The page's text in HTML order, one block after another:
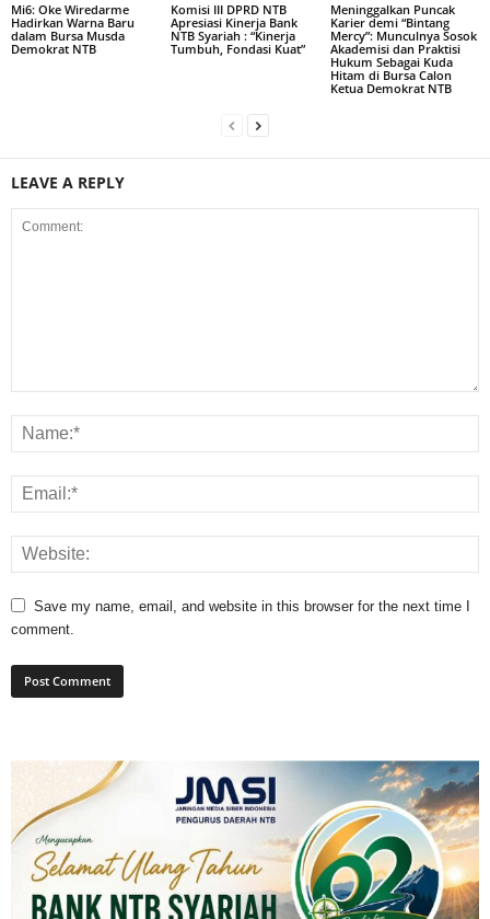
Mi6: Oke Wiredarme
Hadirkan Warna Baru
dalam Bursa Musda
Demokrat NTB
Komisi III DPRD NTB
Apresiasi Kinerja Bank
NTB Syariah : “Kinerja
Tumbuh, Fondasi Kuat”
Meninggalkan Puncak
Karier demi “Bintang
Mercy”: Munculnya Sosok
Akademisi dan Praktisi
Hukum Sebagai Kuda
Hitam di Bursa Calon
Ketua Demokrat NTB
LEAVE A REPLY
Save my name, email, and website in this browser for the next time I
comment.